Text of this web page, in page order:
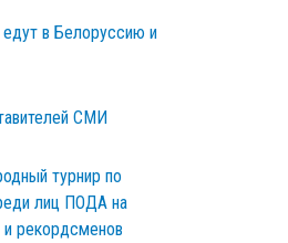
едут в Белоруссию и
СМИ
турнир по
лиц ПОДА на
рекордсменов